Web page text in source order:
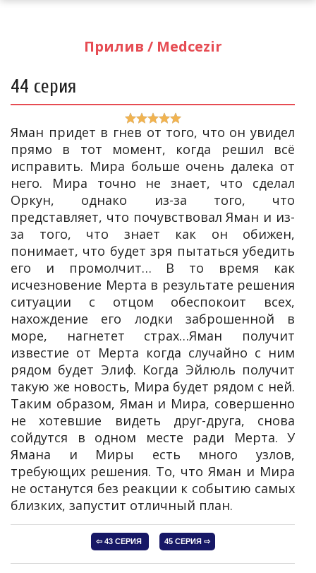
Прилив / Medcezir
44 серия
Яман придет в гнев от того, что он увидел
прямо в тот момент, когда решил всё
исправить. Мира больше очень далека от
него. Мира точно не знает, что сделал
Оркун, однако из-за того, что
представляет, что почувствовал Яман и из-
за того, что знает как он обижен,
понимает, что будет зря пытаться убедить
его и промолчит… В то время как
исчезновение Мерта в результате решения
ситуации с отцом обеспокоит всех,
нахождение его лодки заброшенной в
море, нагнетет страх…Яман получит
известие от Мерта когда случайно с ним
рядом будет Элиф. Когда Эйлюль получит
такую же новость, Мира будет рядом с ней.
Таким образом, Яман и Мира, совершенно
не хотевшие видеть друг-друга, снова
сойдутся в одном месте ради Мерта. У
Ямана и Миры есть много узлов,
требующих решения. То, что Яман и Мира
не останутся без реакции к событию самых
близких, запустит отличный план.